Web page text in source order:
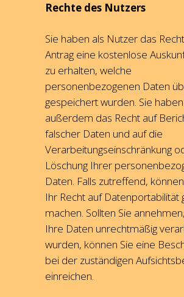
Rechte des Nutzers
Sie haben als Nutzer das
Antrag eine kostenlose
zu erhalten, welche
personenbezogenen Daten
gespeichert wurden. Sie haben
außerdem das Recht auf
falscher Daten und auf die
Verarbeitungseinschränkung
Löschung Ihrer
Daten. Falls zutreffend,
Ihr Recht auf Datenportabilität
machen. Sollten Sie
Ihre Daten unrechtmäßig
wurden, können Sie eine
bei der zuständigen
einreichen.